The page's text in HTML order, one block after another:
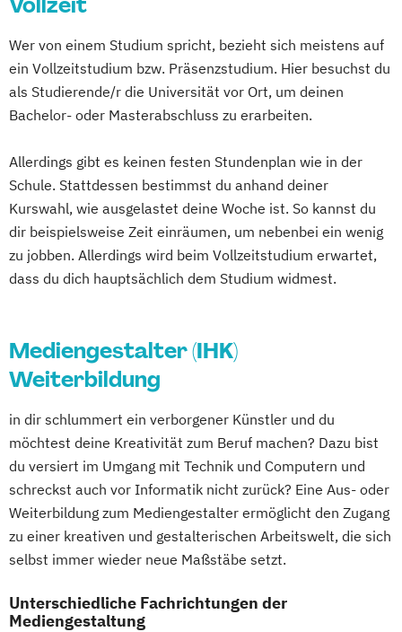
Wer von einem Studium spricht, bezieht sich meistens auf
ein Vollzeitstudium bzw. Präsenzstudium. Hier besuchst du
als Studierende/r die Universität vor Ort, um deinen
Bachelor- oder Masterabschluss zu erarbeiten.
Allerdings gibt es keinen festen Stundenplan wie in der
Schule. Stattdessen bestimmst du anhand deiner
Kurswahl, wie ausgelastet deine Woche ist. So kannst du
dir beispielsweise Zeit einräumen, um nebenbei ein wenig
zu jobben. Allerdings wird beim Vollzeitstudium erwartet,
dass du dich hauptsächlich dem Studium widmest.
Mediengestalter (IHK)
Weiterbildung
in dir schlummert ein verborgener Künstler und du
möchtest deine Kreativität zum Beruf machen? Dazu bist
du versiert im Umgang mit Technik und Computern und
schreckst auch vor Informatik nicht zurück? Eine Aus- oder
Weiterbildung zum Mediengestalter ermöglicht den Zugang
zu einer kreativen und gestalterischen Arbeitswelt, die sich
selbst immer wieder neue Maßstäbe setzt.
Unterschiedliche Fachrichtungen der
Mediengestaltung